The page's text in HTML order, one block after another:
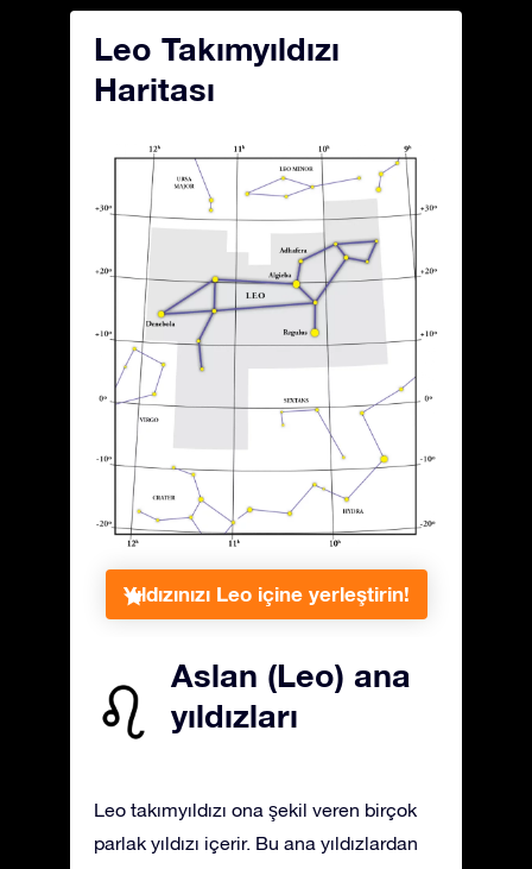
Leo Takımyıldızı
Haritası
Yıldızınızı Leo içine yerleştirin!
Aslan (Leo) ana
yıldızları
Leo takımyıldızı ona şekil veren birçok
parlak yıldızı içerir. Bu ana yıldızlardan